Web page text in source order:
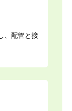
、配管と接